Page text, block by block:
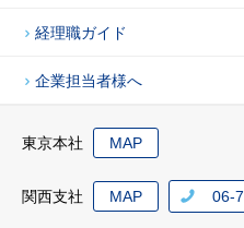
経理職ガイド
企業担当者様へ
東京本社 MAP
関西支社 MAP 06-